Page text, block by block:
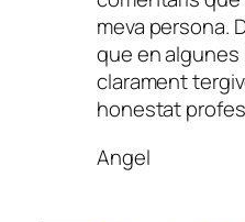
meva persona.
que en
clarament
honestat
Angel